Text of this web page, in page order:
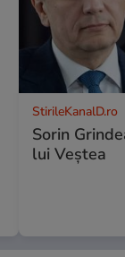
StirileKanalD.ro
Sorin
lui Veștea